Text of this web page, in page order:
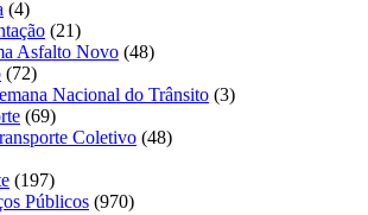
(4)
(21)
Asfalto Novo (48)
(72)
Nacional do Trânsito (3)
(69)
Coletivo (48)
(197)
Públicos (970)